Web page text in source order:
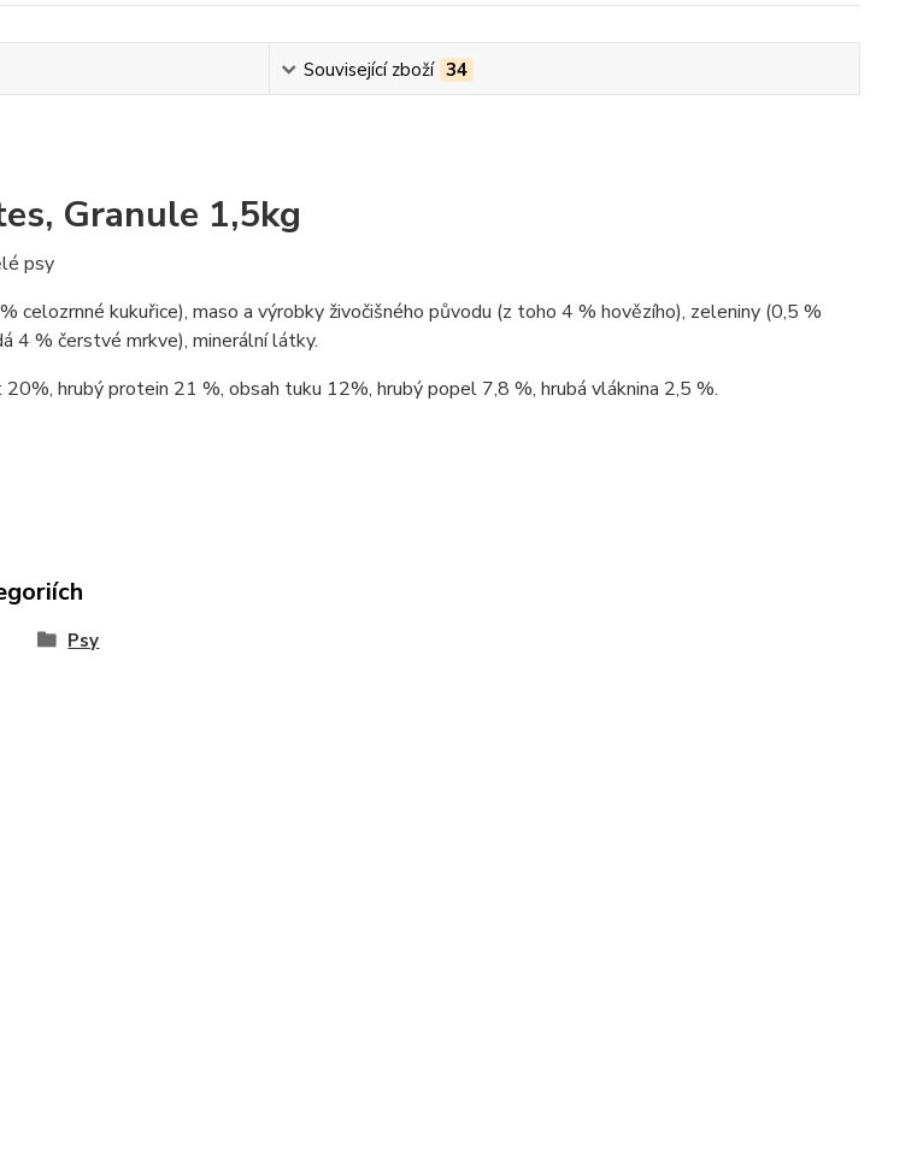
Související zboží 34
Granule 1,5kg
psy
celozrnné kukuřice), maso a výrobky živočišného původu (z toho 4 % hovězího), zeleniny (0,5 %
4 % čerstvé mrkve), minerální látky.
hrubý protein 21 %, obsah tuku 12%, hrubý popel 7,8 %, hrubá vláknina 2,5 %.
Psy